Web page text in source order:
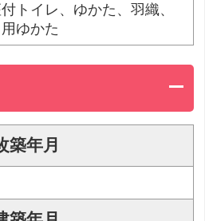
トイレ、ゆかた、羽織、
ゆかた
築年月